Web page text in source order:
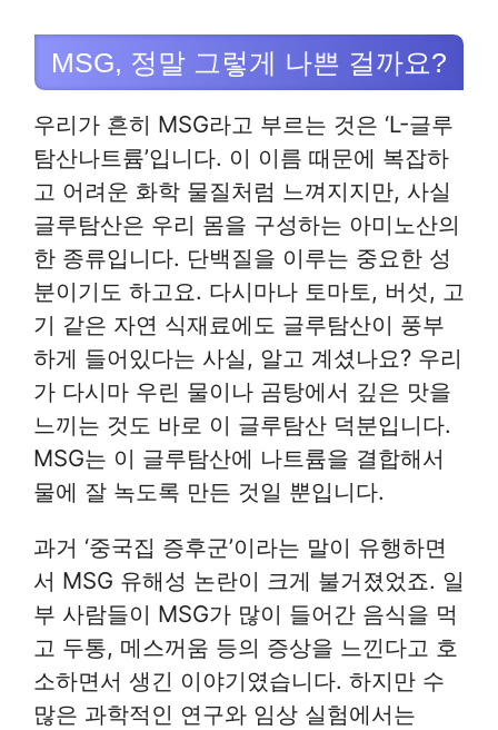
MSG, 정말 그렇게 나쁜 걸까요?
우리가 흔히 MSG라고 부르는 것은 ‘L-글루
탐산나트륨’입니다. 이 이름 때문에 복잡하
고 어려운 화학 물질처럼 느껴지지만, 사실
글루탐산은 우리 몸을 구성하는 아미노산의
한 종류입니다. 단백질을 이루는 중요한 성
분이기도 하고요. 다시마나 토마토, 버섯, 고
기 같은 자연 식재료에도 글루탐산이 풍부
하게 들어있다는 사실, 알고 계셨나요? 우리
가 다시마 우린 물이나 곰탕에서 깊은 맛을
느끼는 것도 바로 이 글루탐산 덕분입니다.
MSG는 이 글루탐산에 나트륨을 결합해서
물에 잘 녹도록 만든 것일 뿐입니다.
과거 ‘중국집 증후군’이라는 말이 유행하면
서 MSG 유해성 논란이 크게 불거졌었죠. 일
부 사람들이 MSG가 많이 들어간 음식을 먹
고 두통, 메스꺼움 등의 증상을 느낀다고 호
소하면서 생긴 이야기였습니다. 하지만 수
많은 과학적인 연구와 임상 실험에서는